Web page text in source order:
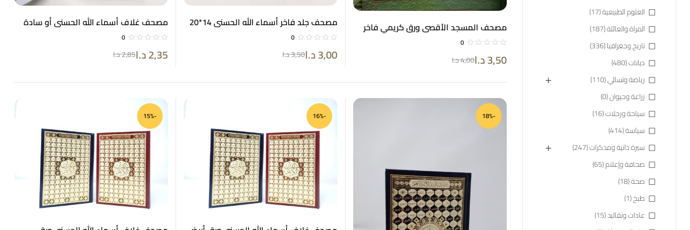
مصحف المسجد الأقصى ورق كريمي فاخر
لفظ الجلالة باللون الأحمر 14*20
0
4,00د.ا 3,50د.ا
مصحف جلد فاخر أسماء الله الحسنى 14*20
0
3,50د.ا 3,00د.ا
مصحف غلاف أسماء الله الحسنى أو سادة
مذهب حجم 14*20 0
2,85د.ا 2,35د.ا
-18%
-16%
-15%
العلوم الطبيعية(17)
المراة والعائلة(187)
تاريخ وجغرافيا(336)
ديانات(480)
رياضة وتسالي(110)
زراعة وحيوان(0)
سياحة ورحلات(16)
سياسة(414)
سيرة ذاتية ومذكرات(247)
صحافة وإعلام(65)
صحة(18)
طبخ(1)
عادات وتقاليد(15)